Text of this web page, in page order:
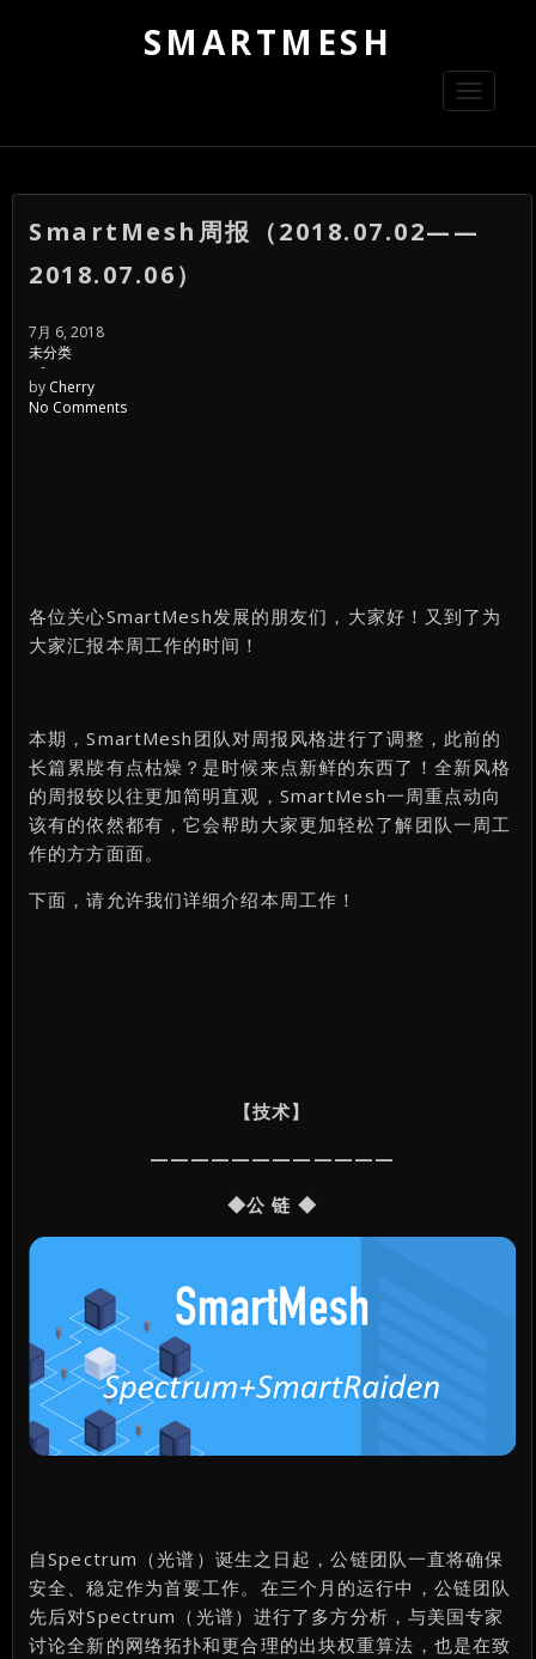
SMARTMESH
Toggle
SmartMesh周报（2018.07.02——
2018.07.06）
7月 6, 2018
未分类
-
by Cherry
No Comments
各位关心SmartMesh发展的朋友们，大家好！又到了为
大家汇报本周工作的时间！
本期，SmartMesh团队对周报风格进行了调整，此前的
长篇累牍有点枯燥？是时候来点新鲜的东西了！全新风格
的周报较以往更加简明直观，SmartMesh一周重点动向
该有的依然都有，它会帮助大家更加轻松了解团队一周工
作的方方面面。
下面，请允许我们详细介绍本周工作！
【技术】
————————————
◆公 链 ◆
自Spectrum（光谱）诞生之日起，公链团队一直将确保
安全、稳定作为首要工作。在三个月的运行中，公链团队
先后对Spectrum（光谱）进行了多方分析，与美国专家
讨论全新的网络拓扑和更合理的出块权重算法，也是在致